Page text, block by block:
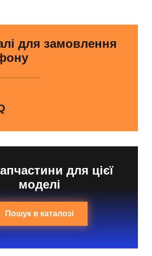
для замовлення
для цієї
моделі
Пошук в каталозі